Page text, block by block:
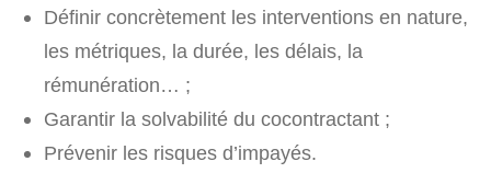
Définir concrètement les interventions en nature,
les métriques, la durée, les délais, la
rémunération… ;
Garantir la solvabilité du cocontractant ;
Prévenir les risques d’impayés.